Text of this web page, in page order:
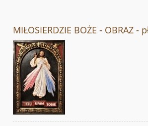
MIŁOSIERDZIE BOŻE - OBRAZ -